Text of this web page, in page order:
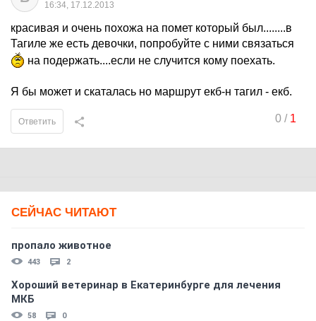
16:34, 17.12.2013
красивая и очень похожа на помет который был........в
Тагиле же есть девочки, попробуйте с ними связаться
на подержать....если не случится кому поехать.
Я бы может и скаталась но маршрут екб-н тагил - екб.
0/ 1
Ответить
СЕЙЧАС ЧИТАЮТ
пропало животное
443 2
Хороший ветеринар в Екатеринбурге для лечения
МКБ
58 0